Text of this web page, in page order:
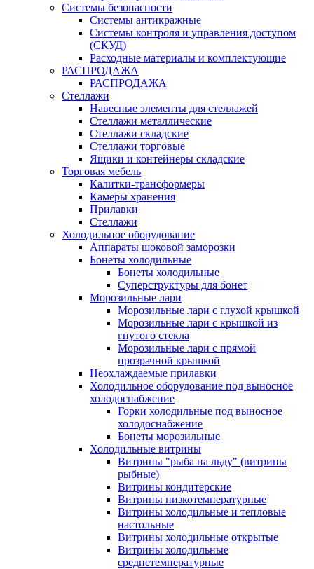
Системы безопасности
Системы антикражные
Системы контроля и управления доступом
(СКУД)
Расходные материалы и комплектующие
РАСПРОДАЖА
РАСПРОДАЖА
Стеллажи
Навесные элементы для стеллажей
Стеллажи металлические
Стеллажи складские
Стеллажи торговые
Ящики и контейнеры складские
Торговая мебель
Калитки-трансформеры
Камеры хранения
Прилавки
Стеллажи
Холодильное оборудование
Аппараты шоковой заморозки
Бонеты холодильные
Бонеты холодильные
Суперструктуры для бонет
Морозильные лари
Морозильные лари с глухой крышкой
Морозильные лари с крышкой из
гнутого стекла
Морозильные лари с прямой
прозрачной крышкой
Неохлаждаемые прилавки
Холодильное оборудование под выносное
холодоснабжение
Горки холодильные под выносное
холодоснабжение
Бонеты морозильные
Холодильные витрины
Витрины "рыба на льду" (витрины
рыбные)
Витрины кондитерские
Витрины низкотемпературные
Витрины холодильные и тепловые
настольные
Витрины холодильные открытые
Витрины холодильные
среднетемпературные